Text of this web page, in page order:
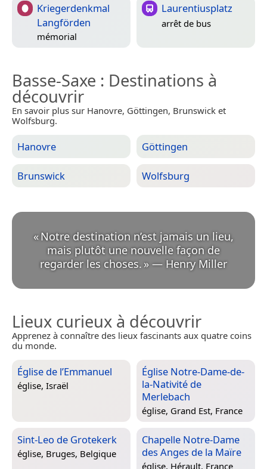
Kriegerdenkmal
Langförden
mémorial
Laurentiusplatz
arrêt de bus
Basse-Saxe : Destinations à
découvrir
En savoir plus sur Hanovre, Göttingen, Brunswick et
Wolfsburg.
Hanovre Göttingen
Brunswick Wolfsburg
«Notre destination n’est jamais un lieu,
mais plutôt une nouvelle façon de
regarder les choses. » — Henry Miller
Lieux curieux à découvrir
Apprenez à connaître des lieux fascinants aux quatre coins
du monde.
Église de l’Emmanuel
église, Israël
Église Notre-Dame-de-
la-Nativité de
Merlebach
église, Grand Est, France
Sint-Leo de Grotekerk
église, Bruges, Belgique
Chapelle Notre-Dame
des Anges de la Maïre
église, Hérault, France